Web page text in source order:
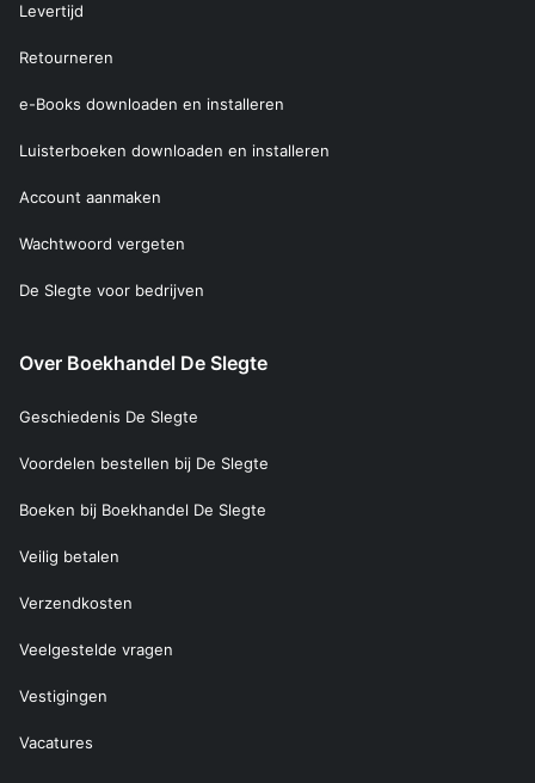
Levertijd
Retourneren
e-Books downloaden en installeren
Luisterboeken downloaden en installeren
Account aanmaken
Wachtwoord vergeten
De Slegte voor bedrijven
Over Boekhandel De Slegte
Geschiedenis De Slegte
Voordelen bestellen bij De Slegte
Boeken bij Boekhandel De Slegte
Veilig betalen
Verzendkosten
Veelgestelde vragen
Vestigingen
Vacatures